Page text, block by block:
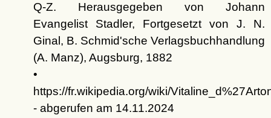
Q-Z. Herausgegeben von Johann
Evangelist Stadler, Fortgesetzt von J. N.
Ginal, B. Schmid'sche Verlagsbuchhandlung
(A. Manz), Augsburg, 1882
•
https://fr.wikipedia.org/wiki/
- abgerufen am 14.11.2024